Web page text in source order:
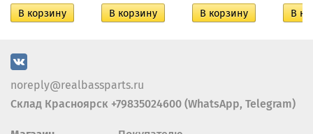
noreply@realbassparts.ru
Склад Красноярск +79835024600 (WhatsApp, Telegram)